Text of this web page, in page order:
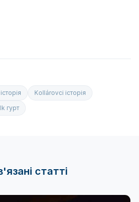
Kollárovci історія
гурт
статті